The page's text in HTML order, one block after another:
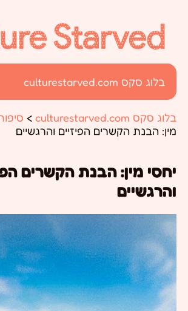
בלוג סקס culturestarved.com
בלוג סקס culturestarved.com >
מין: הבנת הקשרים הפיזיים והרגשיים
יחסי מין: הבנת הקשרים
והרגשיים